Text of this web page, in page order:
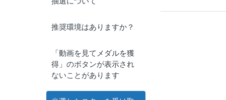
推奨環境はありますか？
「動画を見てメダルを獲
得」のボタンが表示され
ないことがあります